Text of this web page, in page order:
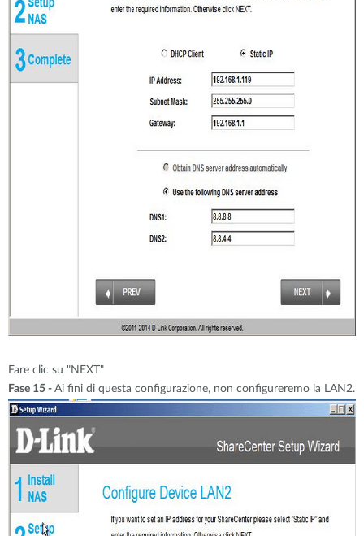
Fare clic su "NEXT"
Fase 15 - Ai fini di questa configurazione, non configureremo la LAN2.